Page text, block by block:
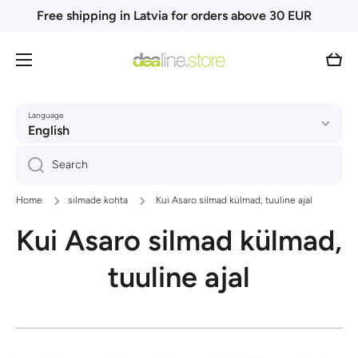
Skip to content
Free shipping in Latvia for orders above 30 EUR
Cart
Language
English
Search
Home silmade kohta Kui Asaro silmad külmad, tuuline ajal
Kui Asaro silmad külmad,
tuuline ajal